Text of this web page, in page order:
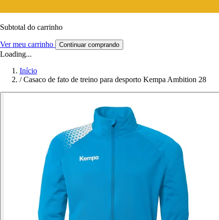
Subtotal do carrinho
Ver meu carrinho Continuar comprando
Loading...
Início
/ Casaco de fato de treino para desporto Kempa Ambition 28